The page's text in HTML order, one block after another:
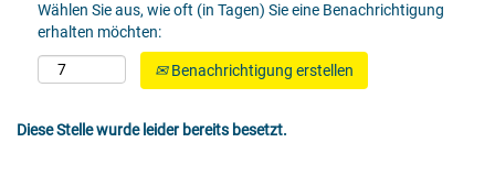
Wählen Sie aus, wie oft (in Tagen) Sie eine Benachrichtigung
erhalten möchten:
Benachrichtigung erstellen
Diese Stelle wurde leider bereits besetzt.